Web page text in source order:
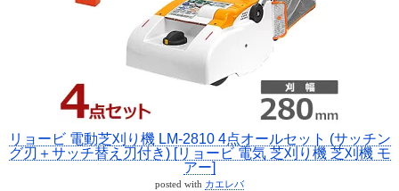
リョービ 電動芝刈り機 LM-2810 4点オールセット (サッチン
グ刃＋サッチ替え刃付き) [リョービ 電気 芝刈り機 芝刈機 モ
アー]
posted with カエレバ